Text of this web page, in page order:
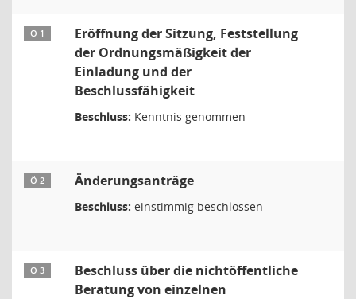
Ö 1
Eröffnung der Sitzung, Feststellung
der Ordnungsmäßigkeit der
Einladung und der
Beschlussfähigkeit
Beschluss: Kenntnis genommen
Ö 2 Änderungsanträge
Beschluss: einstimmig beschlossen
Ö 3
Beschluss über die nichtöffentliche
Beratung von einzelnen